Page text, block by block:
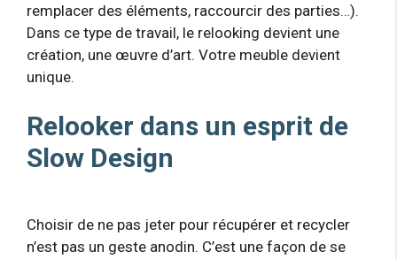
remplacer des éléments, raccourcir des parties…).
Dans ce type de travail, le relooking devient une
création, une œuvre d’art. Votre meuble devient
unique.
Relooker dans un esprit de
Slow Design
Choisir de ne pas jeter pour récupérer et recycler
n’est pas un geste anodin. C’est une façon de se